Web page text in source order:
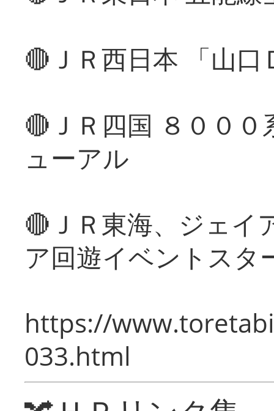
🔴ＪＲ西日本 「山
🔴ＪＲ四国 ８００
ューアル
🔴ＪＲ東海、ジェイ
ア回遊イベントスタ
https://
033.html